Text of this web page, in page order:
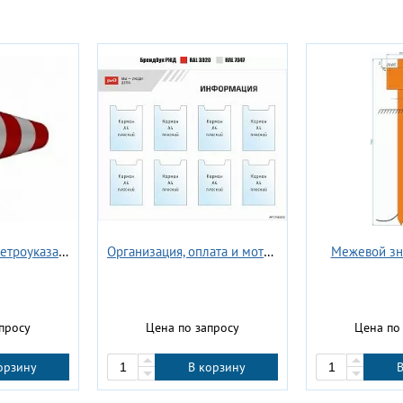
Флюгер ветроуказатель нефтехимический Дорожный знак индивидуального проектирования - Проход запрещен, обход. Стрелка налево
Цена по запросу
В корзину
Цена по